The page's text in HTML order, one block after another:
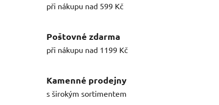
při nákupu nad 599 Kč
Poštovné zdarma
při nákupu nad 1199 Kč
Kamenné prodejny
s širokým sortimentem